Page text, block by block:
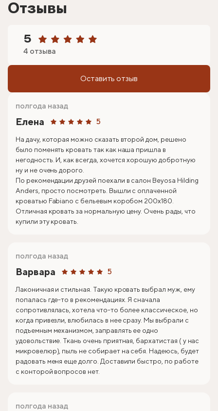
Отзывы
5
4 отзыва
Оставить отзыв
Елена 5
полгода назад
На дачу, которая можно сказать второй дом, решено
было поменять кровать так как наша пришла в
негодность. И, как всегда, хочется хорошую добротную
ну и не очень дорого.
По рекомендации друзей поехали в салон Beyosa Hilding
Anders, просто посмотреть. Вышли с оплаченной
кроватью Fabiano с бельевым коробом 200х180.
Отличная кровать за нормальную цену. Очень рады, что
купили эту кровать.
Варвара 5
полгода назад
Лаконичная и стильная. Такую кровать выбрал муж, ему
попалась где-то в рекомендациях. Я сначала
сопротивлялась, хотела что-то более классическое, но
когда привезли, влюбилась в нее сразу. Мы выбрали с
подъемным механизмом, заправлять ее одно
удовольствие. Ткань очень приятная, бархатистая ( у нас
микровелюр), пыль не собирает на себя. Надеюсь, будет
радовать меня еще долго. Доставили быстро, по работе
с конторой вопросов нет.
полгода назад